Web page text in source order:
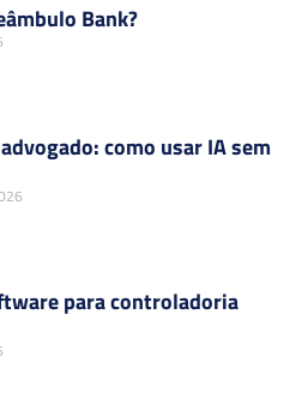
Bank?
como usar IA sem
para controladoria